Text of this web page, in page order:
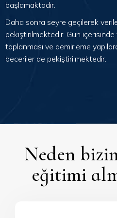
başlamaktadır.
Daha sonra seyre geçilerek
pekiştirilmektedir. Gün içerisinde
toplanması ve demirleme
beceriler de pekiştirilmektedir.
Neden
eğitimi